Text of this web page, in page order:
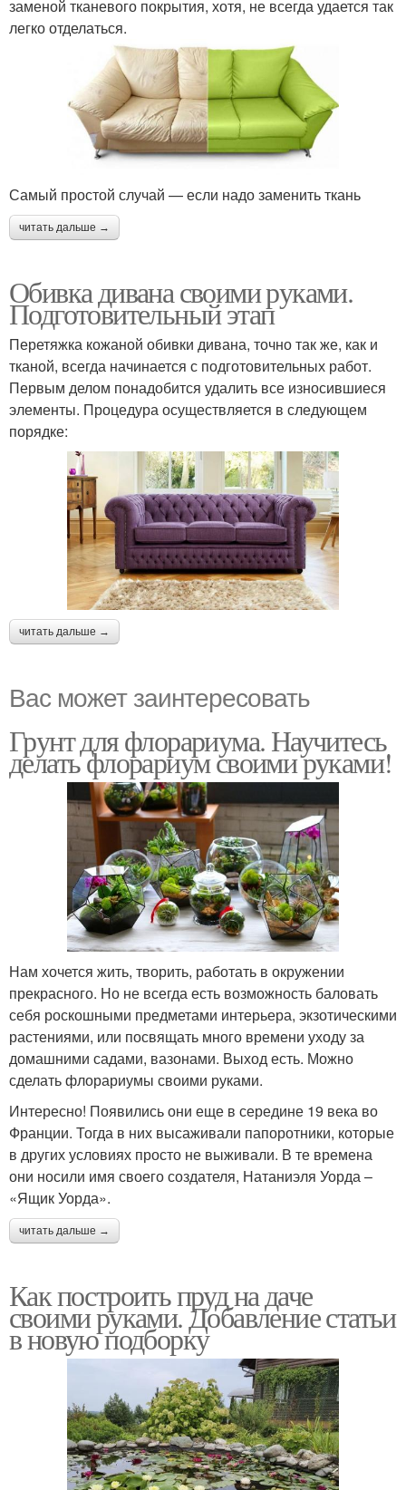
заменой тканевого покрытия, хотя, не всегда удается так
легко отделаться.
Самый простой случай — если надо заменить ткань
читать дальше →
Обивка дивана своими руками.
Подготовительный этап
Перетяжка кожаной обивки дивана, точно так же, как и
тканой, всегда начинается с подготовительных работ.
Первым делом понадобится удалить все износившиеся
элементы. Процедура осуществляется в следующем
порядке:
читать дальше →
Вас может заинтересовать
Грунт для флорариума. Научитесь
делать флорариум своими руками!
Нам хочется жить, творить, работать в окружении
прекрасного. Но не всегда есть возможность баловать
себя роскошными предметами интерьера, экзотическими
растениями, или посвящать много времени уходу за
домашними садами, вазонами. Выход есть. Можно
сделать флорариумы своими руками.
Интересно! Появились они еще в середине 19 века во
Франции. Тогда в них высаживали папоротники, которые
в других условиях просто не выживали. В те времена
они носили имя своего создателя, Натаниэля Уорда –
«Ящик Уорда».
читать дальше →
Как построить пруд на даче
своими руками. Добавление статьи
в новую подборку